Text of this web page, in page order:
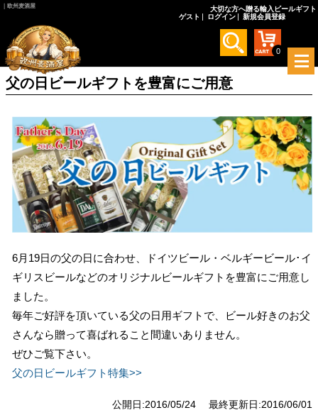
｜欧州麦酒屋
大切な方へ贈る輸入ビールギフト
ゲスト
ログイン 新規会員登録
0
メ
ニ
を
開
く
父の日ビールギフトを豊富にご用意
6月19日の父の日に合わせ、ドイツビール・ベルギービール･イ
ギリスビールなどのオリジナルビールギフトを豊富にご用意し
ました。
毎年ご好評を頂いている父の日用ギフトで、ビール好きのお父
さんなら贈って喜ばれること間違いありません。
ぜひご覧下さい。
父の日ビールギフト特集>>
公開日:2016/05/24 最終更新日:2016/06/01